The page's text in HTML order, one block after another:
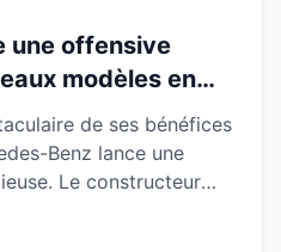
une offensive
modèles en
la barrede ses bénéfices
Benz lance une
Le constructeur